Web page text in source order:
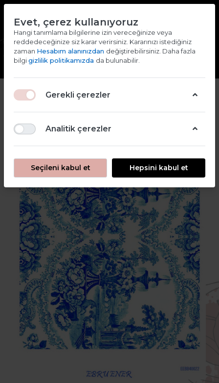
Giriş yap Kaydol
Evet, çerez kullanıyoruz
Hangi tanımlama bilgilerine izin vereceğinize veya
reddedeceğinize siz karar verirsiniz. Kararınızı istediğiniz
zaman Hesabım alanınızdan değiştirebilirsiniz. Daha fazla
bilgigizlilik politikamızda da bulunabilir.
Gerekli çerezler
Analitik çerezler
Seçileni kabul et Hepsini kabul et